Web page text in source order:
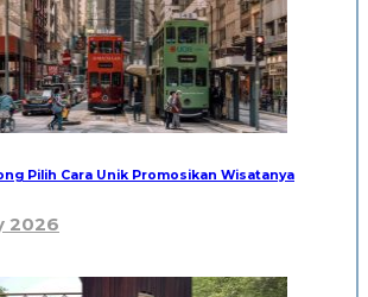
Pilih Cara Unik Promosikan Wisatanya
2026